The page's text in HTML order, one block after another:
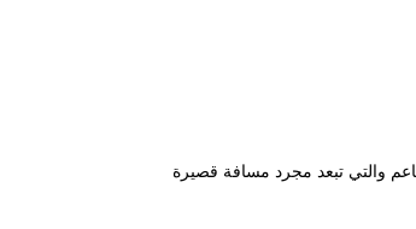
والتي تبعد مجرد مسافة قصيرة